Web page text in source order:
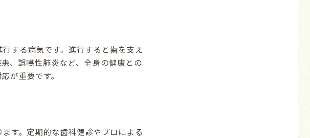
する病気です。進行すると歯を支え
、誤嚥性肺炎など、全身の健康との
が重要です。
す。定期的な歯科健診やプロによる